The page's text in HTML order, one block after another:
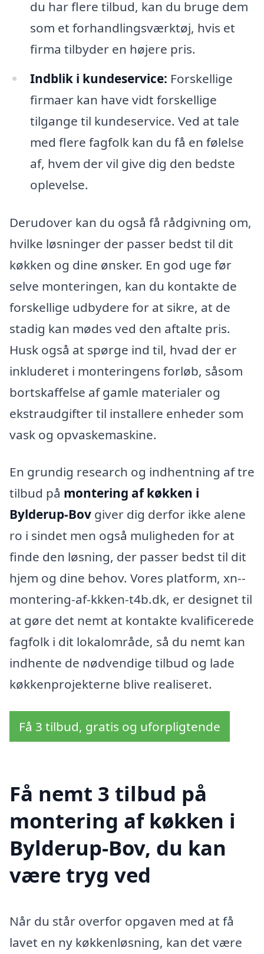
du har flere tilbud, kan du bruge dem
som et forhandlingsværktøj, hvis et
firma tilbyder en højere pris.
Indblik i kundeservice: Forskellige
firmaer kan have vidt forskellige
tilgange til kundeservice. Ved at tale
med flere fagfolk kan du få en følelse
af, hvem der vil give dig den bedste
oplevelse.
Derudover kan du også få rådgivning om,
hvilke løsninger der passer bedst til dit
køkken og dine ønsker. En god uge før
selve monteringen, kan du kontakte de
forskellige udbydere for at sikre, at de
stadig kan mødes ved den aftalte pris.
Husk også at spørge ind til, hvad der er
inkluderet i monteringens forløb, såsom
bortskaffelse af gamle materialer og
ekstraudgifter til installere enheder som
vask og opvaskemaskine.
En grundig research og indhentning af tre
tilbud på montering af køkken i
Bylderup-Bov giver dig derfor ikke alene
ro i sindet men også muligheden for at
finde den løsning, der passer bedst til dit
hjem og dine behov. Vores platform, xn--
montering-af-kkken-t4b.dk, er designet til
at gøre det nemt at kontakte kvalificerede
fagfolk i dit lokalområde, så du nemt kan
indhente de nødvendige tilbud og lade
køkkenprojekterne blive realiseret.
Få 3 tilbud, gratis og uforpligtende
Få nemt 3 tilbud på
montering af køkken i
Bylderup-Bov, du kan
være tryg ved
Når du står overfor opgaven med at få
lavet en ny køkkenløsning, kan det være